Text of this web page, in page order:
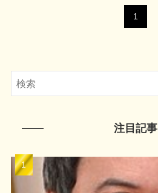
1
注目記事